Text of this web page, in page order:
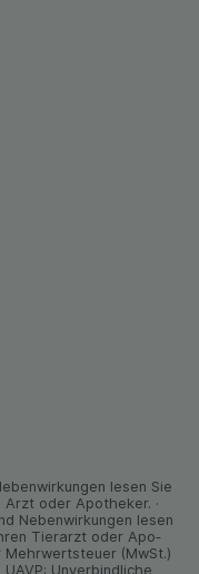
lesen Sie
oder Apo­theker. ·
Neben­wirkungen lesen
Tier­arzt oder Apo­
Mehrwertsteuer (MwSt.)
Unverbindliche